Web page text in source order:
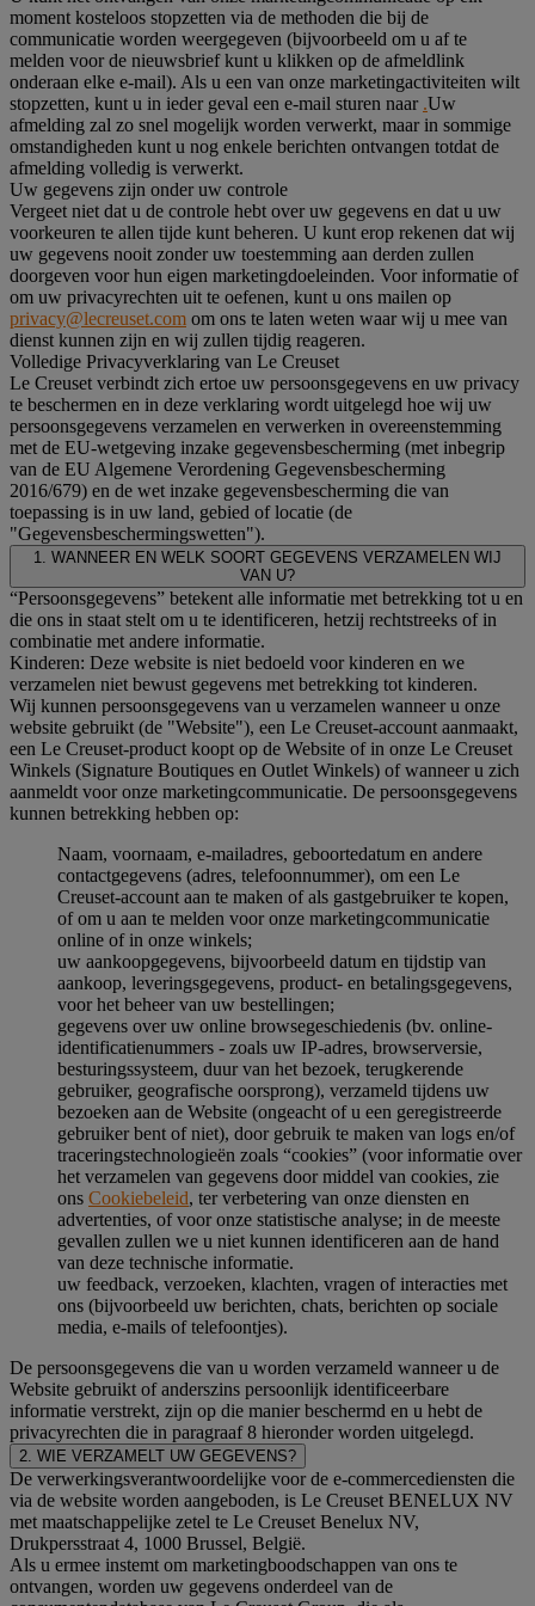
moment kosteloos stopzetten via de methoden die bij de
communicatie worden weergegeven (bijvoorbeeld om u af te
melden voor de nieuwsbrief kunt u klikken op de afmeldlink
onderaan elke e-mail). Als u een van onze marketingactiviteiten wilt
stopzetten, kunt u in ieder geval een e-mail sturen naar .Uw
afmelding zal zo snel mogelijk worden verwerkt, maar in sommige
omstandigheden kunt u nog enkele berichten ontvangen totdat de
afmelding volledig is verwerkt.
Uw gegevens zijn onder uw controle
Vergeet niet dat u de controle hebt over uw gegevens en dat u uw
voorkeuren te allen tijde kunt beheren. U kunt erop rekenen dat wij
uw gegevens nooit zonder uw toestemming aan derden zullen
doorgeven voor hun eigen marketingdoeleinden. Voor informatie of
om uw privacyrechten uit te oefenen, kunt u ons mailen op
privacy@lecreuset.com om ons te laten weten waar wij u mee van
dienst kunnen zijn en wij zullen tijdig reageren.
Volledige Privacyverklaring van Le Creuset
Le Creuset verbindt zich ertoe uw persoonsgegevens en uw privacy
te beschermen en in deze verklaring wordt uitgelegd hoe wij uw
persoonsgegevens verzamelen en verwerken in overeenstemming
met de EU-wetgeving inzake gegevensbescherming (met inbegrip
van de EU Algemene Verordening Gegevensbescherming
2016/679) en de wet inzake gegevensbescherming die van
toepassing is in uw land, gebied of locatie (de
"Gegevensbeschermingswetten").
1. WANNEER EN WELK SOORT GEGEVENS VERZAMELEN WIJ
VAN U?
“Persoonsgegevens” betekent alle informatie met betrekking tot u en
die ons in staat stelt om u te identificeren, hetzij rechtstreeks of in
combinatie met andere informatie.
Kinderen: Deze website is niet bedoeld voor kinderen en we
verzamelen niet bewust gegevens met betrekking tot kinderen.
Wij kunnen persoonsgegevens van u verzamelen wanneer u onze
website gebruikt (de "Website"), een Le Creuset-account aanmaakt,
een Le Creuset-product koopt op de Website of in onze Le Creuset
Winkels (Signature Boutiques en Outlet Winkels) of wanneer u zich
aanmeldt voor onze marketingcommunicatie. De persoonsgegevens
kunnen betrekking hebben op:
Naam, voornaam, e-mailadres, geboortedatum en andere
contactgegevens (adres, telefoonnummer), om een Le
Creuset-account aan te maken of als gastgebruiker te kopen,
of om u aan te melden voor onze marketingcommunicatie
online of in onze winkels;
uw aankoopgegevens, bijvoorbeeld datum en tijdstip van
aankoop, leveringsgegevens, product- en betalingsgegevens,
voor het beheer van uw bestellingen;
gegevens over uw online browsegeschiedenis (bv. online-
identificatienummers - zoals uw IP-adres, browserversie,
besturingssysteem, duur van het bezoek, terugkerende
gebruiker, geografische oorsprong), verzameld tijdens uw
bezoeken aan de Website (ongeacht of u een geregistreerde
gebruiker bent of niet), door gebruik te maken van logs en/of
traceringstechnologieën zoals “cookies” (voor informatie over
het verzamelen van gegevens door middel van cookies, zie
ons Cookiebeleid, ter verbetering van onze diensten en
advertenties, of voor onze statistische analyse; in de meeste
gevallen zullen we u niet kunnen identificeren aan de hand
van deze technische informatie.
uw feedback, verzoeken, klachten, vragen of interacties met
ons (bijvoorbeeld uw berichten, chats, berichten op sociale
media, e-mails of telefoontjes).
De persoonsgegevens die van u worden verzameld wanneer u de
Website gebruikt of anderszins persoonlijk identificeerbare
informatie verstrekt, zijn op die manier beschermd en u hebt de
privacyrechten die in paragraaf 8 hieronder worden uitgelegd.
2. WIE VERZAMELT UW GEGEVENS?
De verwerkingsverantwoordelijke voor de e-commercediensten die
via de website worden aangeboden, is Le Creuset BENELUX NV
met maatschappelijke zetel te Le Creuset Benelux NV,
Drukpersstraat 4, 1000 Brussel, België.
Als u ermee instemt om marketingboodschappen van ons te
ontvangen, worden uw gegevens onderdeel van de